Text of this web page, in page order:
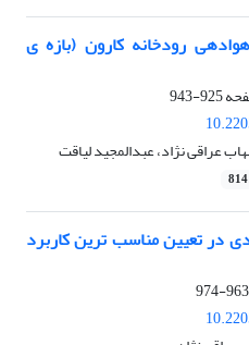
رودخانه کارون (بازه ی
925-943
عراقی نژاد، عبدالمجید لیاقت
در تعیین مناسب ترین کاربرد
963-974